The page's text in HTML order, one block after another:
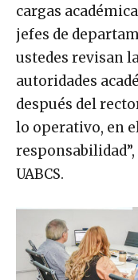
cargas
jefes de
ustedes revisan
autoridades
después del
lo operativo, en
UABCS.